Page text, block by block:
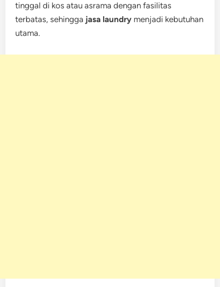
tinggal di kos atau asrama dengan fasilitas
terbatas, sehingga jasa laundry menjadi kebutuhan
utama.